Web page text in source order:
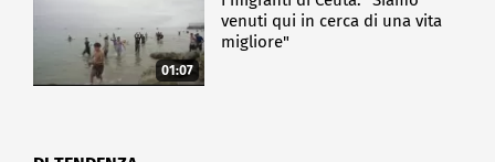
01:07
venuti qui in cerca di una vita
migliore"